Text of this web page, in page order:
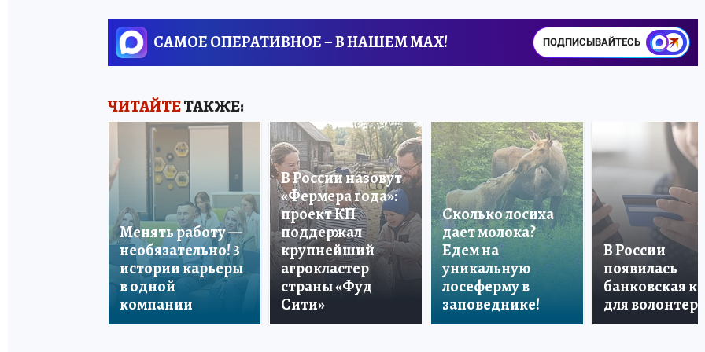
САМОЕ ОПЕРАТИВНОЕ – В НАШЕМ MAX! ПОДПИСЫВАЙТЕСЬ
ЧИТАЙТЕТАКЖЕ:
Менять работу —
необязательно! 3
истории карьеры
в одной
компании
В России назовут
«Фермера года»:
проект КП
поддержал
крупнейший
агрокластер
страны «Фуд
Сити»
Сколько лосиха
дает молока?
Едем на
уникальную
лосеферму в
заповеднике!
В России
появилась
банковская
для волонтеров